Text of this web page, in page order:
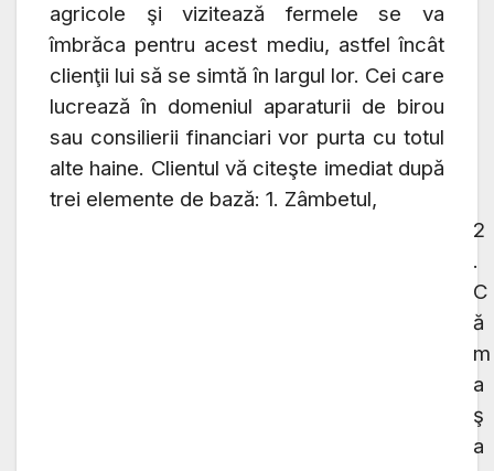
agricole şi vizitează fermele se va
îmbrăca pentru acest mediu, astfel încât
clienţii lui să se simtă în largul lor. Cei care
lucrează în domeniul aparaturii de birou
sau consilierii financiari vor purta cu totul
alte haine. Clientul vă citeşte imediat după
trei elemente de bază: 1. Zâmbetul,
2
.
C
ă
m
a
ş
a